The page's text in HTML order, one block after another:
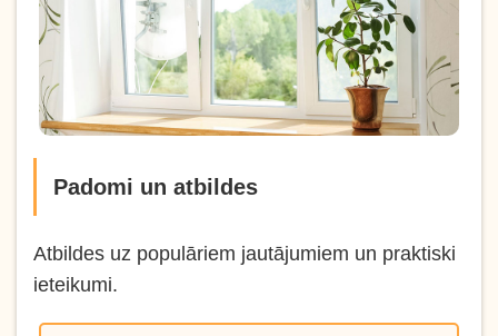
Padomi un atbildes
Atbildes uz populāriem jautājumiem un praktiski
ieteikumi.